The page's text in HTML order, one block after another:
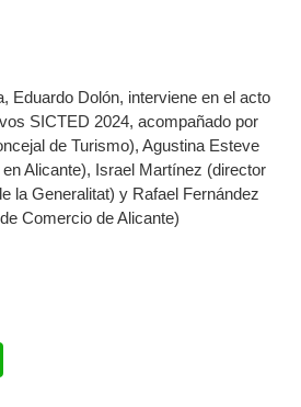
Eduardo Dolón, interviene en el acto
SICTED 2024, acompañado por
de Turismo), Agustina Esteve
Alicante), Israel Martínez (director
la Generalitat) y Rafael Fernández
Comercio de Alicante)